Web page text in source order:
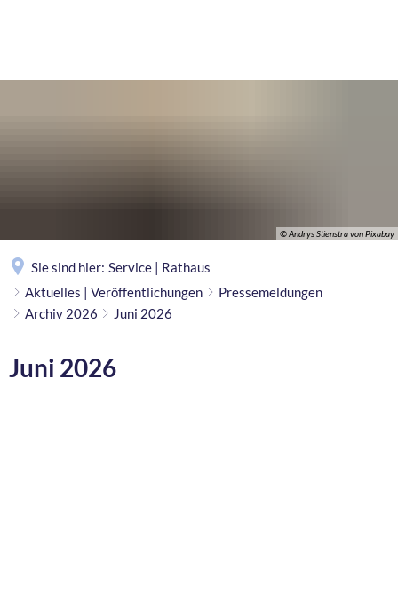
© Andrys Stienstra von Pixabay
Sie sind hier: Service | Rathaus
Aktuelles | Veröffentlichungen
Pressemeldungen
Archiv 2026
Juni 2026
Juni 2026